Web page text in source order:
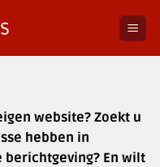
website? Zoekt u
hebben in
En wilt